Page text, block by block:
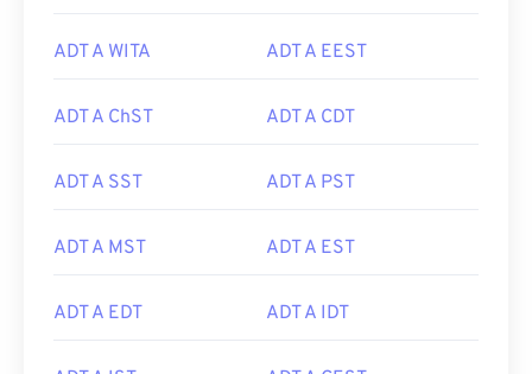
ADT A WITA ADT A EEST
ADT A ChST ADT A CDT
ADT A SST ADT A PST
ADT A MST ADT A EST
ADT A EDT ADT A IDT